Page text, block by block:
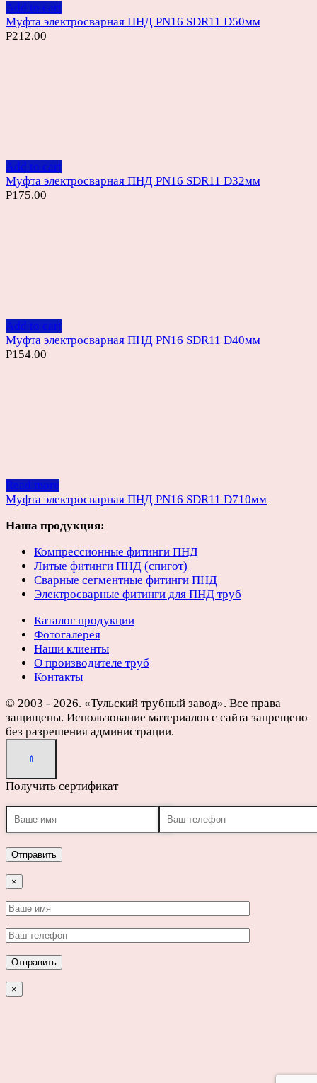
Add to cart
Муфта электросварная ПНД PN16 SDR11 D50мм
Р212.00
Add to cart
Муфта электросварная ПНД PN16 SDR11 D32мм
Р175.00
Add to cart
Муфта электросварная ПНД PN16 SDR11 D40мм
Р154.00
Read more
Муфта электросварная ПНД PN16 SDR11 D710мм
Наша продукция:
Компрессионные фитинги ПНД
Литые фитинги ПНД (спигот)
Сварные сегментные фитинги ПНД
Электросварные фитинги для ПНД труб
Каталог продукции
Фотогалерея
Наши клиенты
О производителе труб
Контакты
© 2003 - 2026. «Тульский трубный завод». Все права
защищены. Использование материалов с сайта запрещено
без разрешения администрации.
Получить сертификат
×
×